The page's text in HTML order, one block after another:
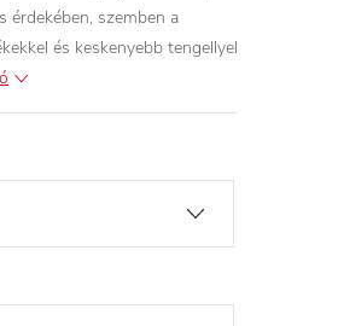
érdekében, szemben a
és keskenyebb tengellyel